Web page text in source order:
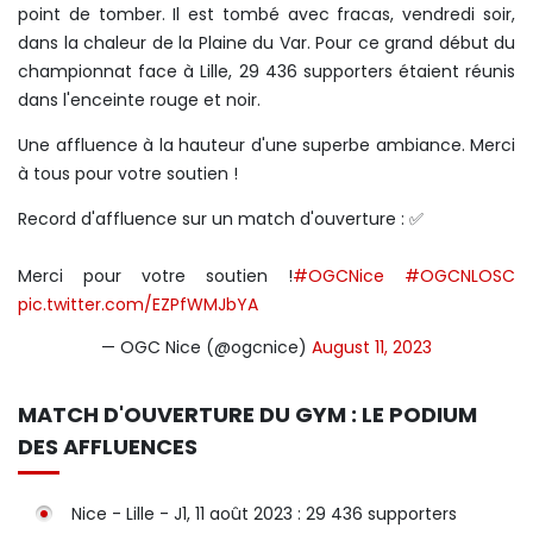
point de tomber. Il est tombé avec fracas, vendredi soir,
dans la chaleur de la Plaine du Var. Pour ce grand début du
championnat face à Lille, 29 436 supporters étaient réunis
dans l'enceinte rouge et noir.
Une affluence à la hauteur d'une superbe ambiance. Merci
à tous pour votre soutien !
Record d'affluence sur un match d'ouverture : ✅
Merci pour votre soutien !#OGCNice
#OGCNLOSC
pic.twitter.com/EZPfWMJbYA
— OGC Nice (@ogcnice) August 11, 2023
MATCH D'OUVERTURE DU GYM : LE PODIUM
DES AFFLUENCES
Nice - Lille - J1, 11 août 2023 : 29 436 supporters